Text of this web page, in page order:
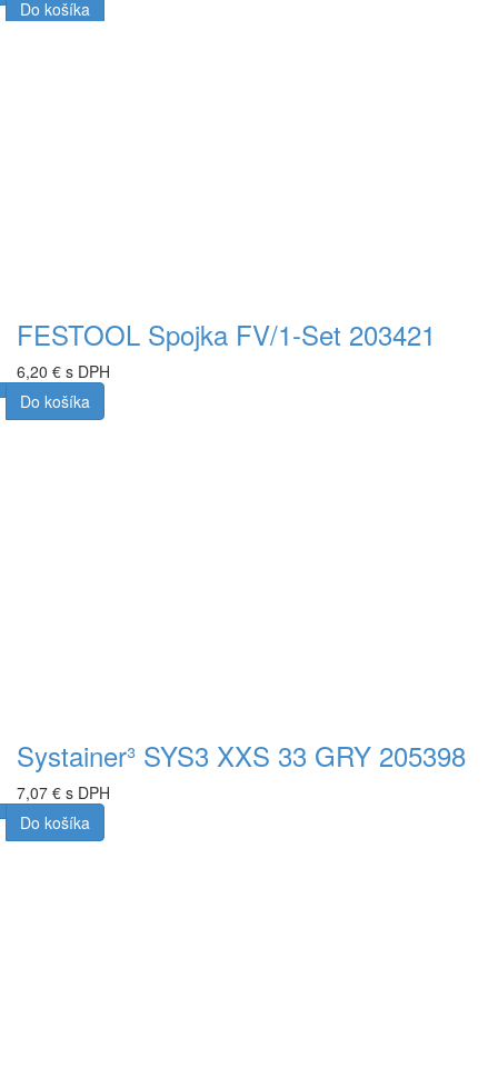
Do košíka
FESTOOL Spojka FV/1-Set 203421
6,20 € s DPH
Do košíka
Systainer³ SYS3 XXS 33 GRY 205398
7,07 € s DPH
Do košíka